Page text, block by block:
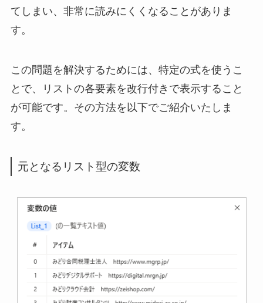
てしまい、非常に読みにくくなることがありま
す。
この問題を解決するためには、特定の式を使うこ
とで、リストの各要素を改行付きで表示すること
が可能です。その方法を以下でご紹介いたしま
す。
元となるリスト型の変数